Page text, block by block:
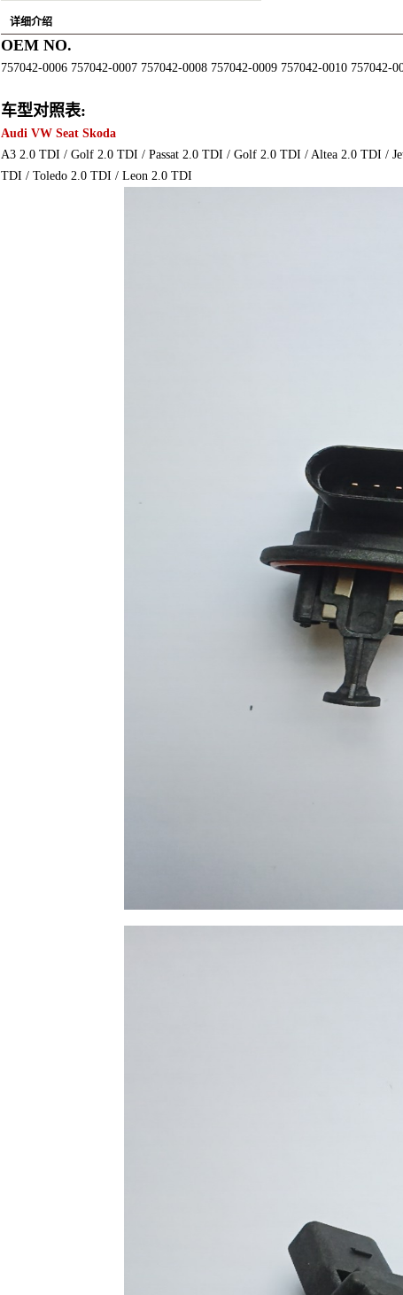
详细介绍
OEM NO.
757042-0006 757042-0007 757042-0008 757042-0009 757042-0010 757042-
车型对照表:
Audi VW Seat Skoda
A3 2.0 TDI / Golf 2.0 TDI / Passat 2.0 TDI / Golf 2.0 TDI / Altea 2.0 TDI /
TDI / Toledo 2.0 TDI / Leon 2.0 TDI